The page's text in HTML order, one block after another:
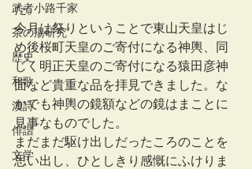
武者小路千家
茶の湯研究
歴史
和歌
漢詩
俳諧
文学
た。
今月は祭りということで東山天皇はじ
め後桜町天皇のご寄付になる神輿、同
じく明正天皇のご寄付になる猿田彦神
面など貴重な品を拝見できました。な
かでも神輿の鏡額などの鏡はまことに
見事なものでした。
まだまだ駆け出しだったころのことを
思い出し、ひとしきり感慨にふけりま